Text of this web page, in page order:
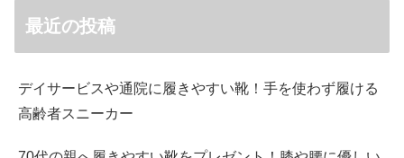
最近の投稿
デイサービスや通院に履きやすい靴！手を使わず履ける
高齢者スニーカー